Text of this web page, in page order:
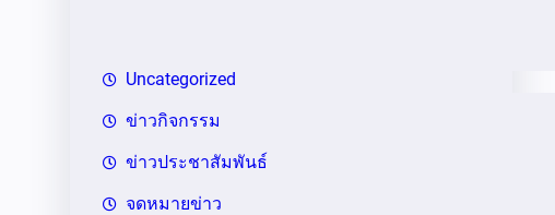
Uncategorized
ข่าวกิจกรรม
ข่าวประชาสัมพันธ์
จดหมายข่าว